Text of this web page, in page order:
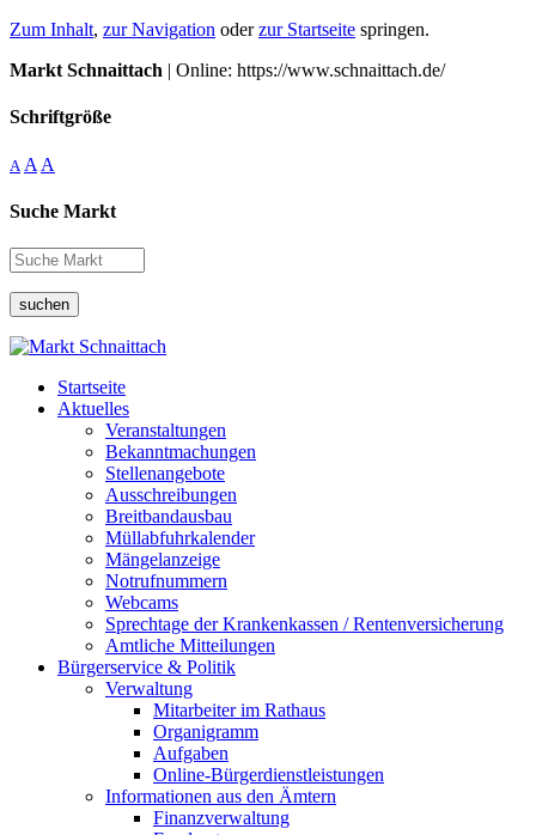
Zum Inhalt, zur Navigation oderzur Startseite springen.
Markt Schnaittach | Online: https://www.schnaittach.de/
Schriftgröße
A A A
Suche Markt
suchen
Startseite
Aktuelles
Veranstaltungen
Bekanntmachungen
Stellenangebote
Ausschreibungen
Breitbandausbau
Müllabfuhrkalender
Mängelanzeige
Notrufnummern
Webcams
Sprechtage der Krankenkassen / Rentenversicherung
Amtliche Mitteilungen
Bürgerservice & Politik
Verwaltung
Mitarbeiter im Rathaus
Organigramm
Aufgaben
Online-Bürgerdienstleistungen
Informationen aus den Ämtern
Finanzverwaltung